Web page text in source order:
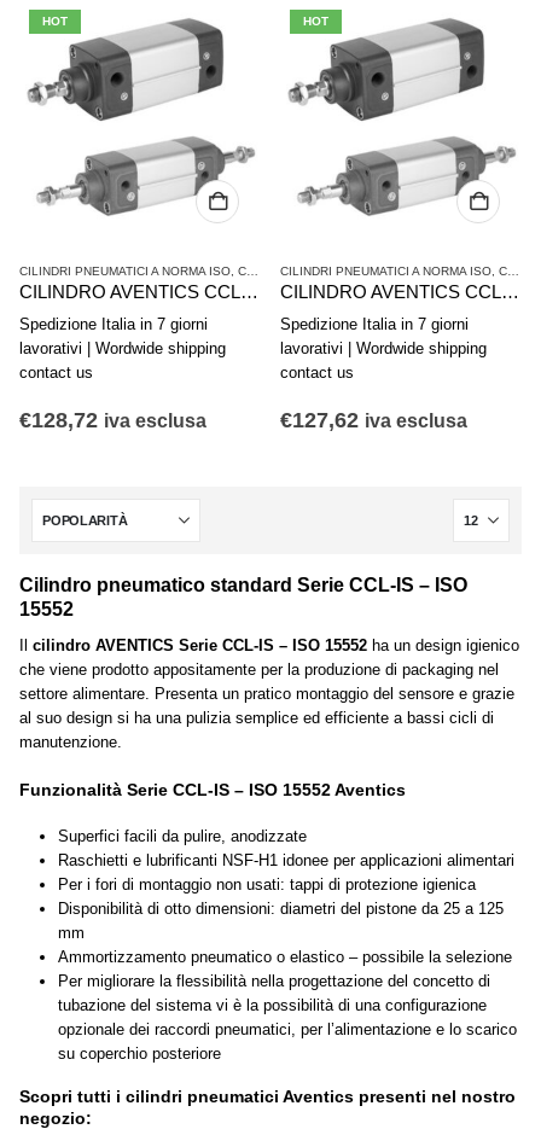
Cilindro pneumatico standard Serie CCL-IS – ISO
15552
cilindro AVENTICS Serie CCL-IS – ISO 15552 ha un design igienico
che viene prodotto appositamente per la produzione di packaging nel
settore alimentare. Presenta un pratico montaggio del sensore e grazie
al suo design si ha una pulizia semplice ed efficiente a bassi cicli di
manutenzione.
Funzionalità Serie CCL-IS – ISO 15552 Aventics
Superfici facili da pulire, anodizzate
Raschietti e lubrificanti NSF-H1 idonee per applicazioni alimentari
Per i fori di montaggio non usati: tappi di protezione igienica
Disponibilità di otto dimensioni: diametri del pistone da 25 a 125
mm
Ammortizzamento pneumatico o elastico – possibile la selezione
Per migliorare la flessibilità nella progettazione del concetto di
tubazione del sistema vi è la possibilità di una configurazione
opzionale dei raccordi pneumatici, per l’alimentazione e lo scarico
su coperchio posteriore
Scopri tutti i cilindri pneumatici Aventics presenti nel nostro
negozio:
HOT
CILINDRI PNEUMATICI A NORMA ISO CILINDRI PNEUMATICI E AZIONAMENTI ,SERIE
CILINDRO AVENTICS CCL-IS R480671115
Spedizione Italia in 7 giorni
lavorativi | Wordwide shipping
contact us
€128,72 iva esclusa
HOT
CILINDRI PNEUMATICI A NORMA ISO CILINDRI PNEUMATICI E AZIONAMENTI
CILINDRO AVENTICS CCL-IS R480671114
Spedizione Italia in 7 giorni
lavorativi | Wordwide shipping
contact us
€127,62 iva esclusa